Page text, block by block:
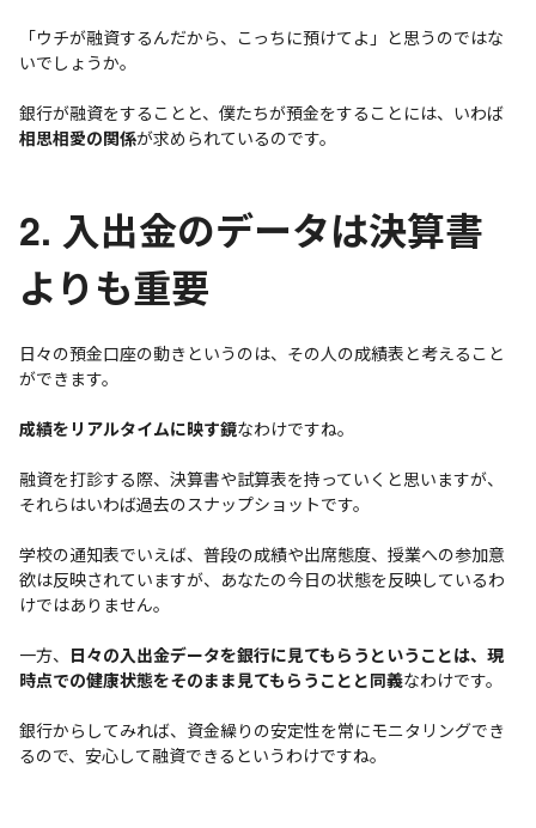
「ウチが融資するんだから、こっちに預けてよ」と思うのではな
いでしょうか。
銀行が融資をすることと、僕たちが預金をすることには、いわば
相思相愛の関係が求められているのです。
2. 入出金のデータは決算書
よりも重要
日々の預金口座の動きというのは、その人の成績表と考えること
ができます。
成績をリアルタイムに映す鏡なわけですね。
融資を打診する際、決算書や試算表を持っていくと思いますが、
それらはいわば過去のスナップショットです。
学校の通知表でいえば、普段の成績や出席態度、授業への参加意
欲は反映されていますが、あなたの今日の状態を反映しているわ
けではありません。
一方、 日々の入出金データを銀行に見てもらうということは、現
時点での健康状態をそのまま見てもらうことと同義なわけです。
銀行からしてみれば、資金繰りの安定性を常にモニタリングでき
るので、安心して融資できるというわけですね。